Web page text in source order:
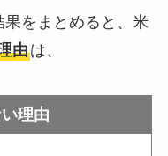
呂の蓋はいらな
どうしてる？代
のものは何がい
をまとめると、米
由は、
理由